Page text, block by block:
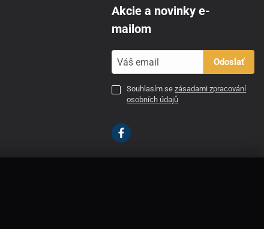
Akcie a novinky e-
mailom
Odoslať
Souhlasím sezásadami zpracování
osobních údajů